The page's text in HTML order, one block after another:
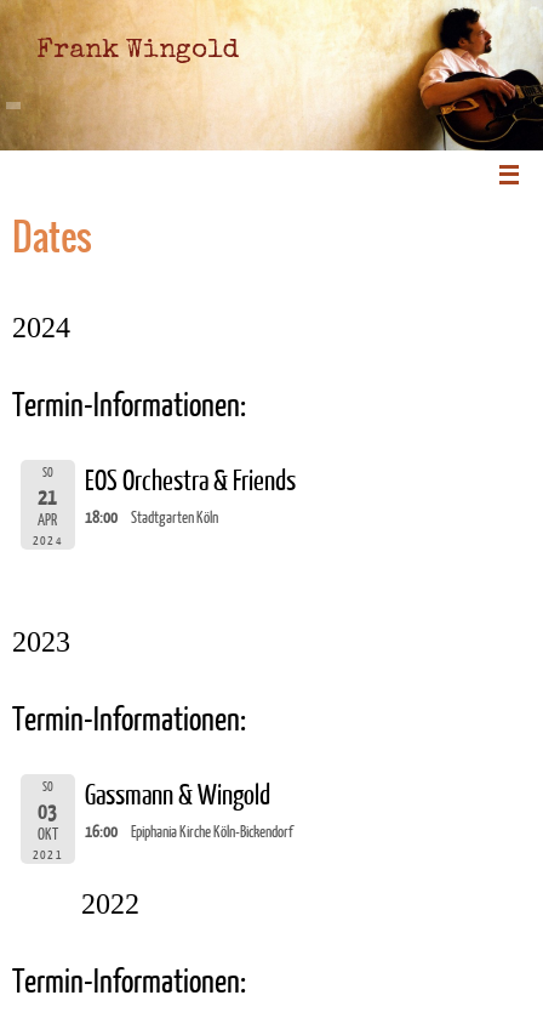
Frank Wingold
Dates
2024
Termin-Informationen:
SO
21
APR
2024
EOS Orchestra & Friends
18:00 Stadtgarten Köln
2023
Termin-Informationen:
SO
03
OKT
2021
Gassmann & Wingold
16:00 Epiphania Kirche Köln-Bickendorf
2022
Termin-Informationen: